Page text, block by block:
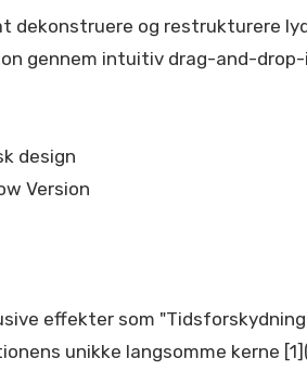
dekonstruere og restrukturere
gennem intuitiv drag-and-
design
Version
effekter som
unikke langsomme kerne